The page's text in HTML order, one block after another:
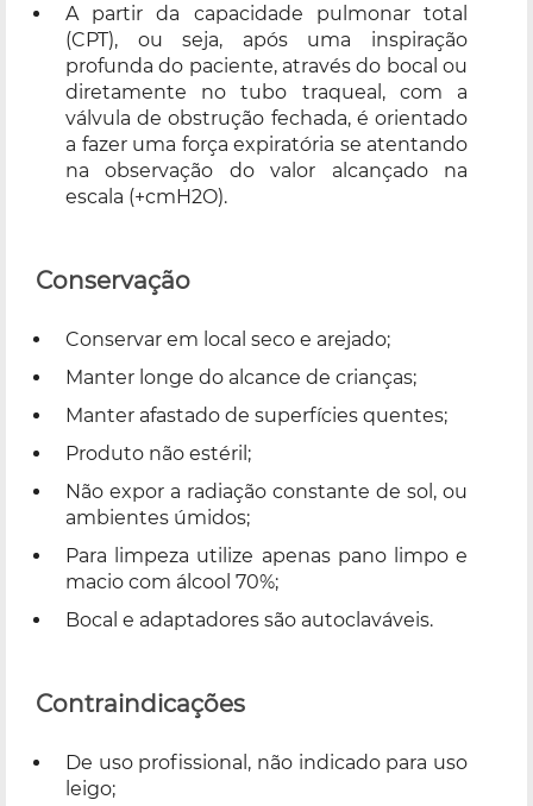
A partir da capacidade pulmonar total
(CPT), ou seja, após uma inspiração
profunda do paciente, através do bocal ou
diretamente no tubo traqueal, com a
válvula de obstrução fechada, é orientado
a fazer uma força expiratória se atentando
na observação do valor alcançado na
escala (+cmH2O).
Conservação
Conservar em local seco e arejado;
Manter longe do alcance de crianças;
Manter afastado de superfícies quentes;
Produto não estéril;
Não expor a radiação constante de sol, ou
ambientes úmidos;
Para limpeza utilize apenas pano limpo e
macio com álcool 70%;
Bocal e adaptadores são autoclaváveis.
Contraindicações
De uso profissional, não indicado para uso
leigo;